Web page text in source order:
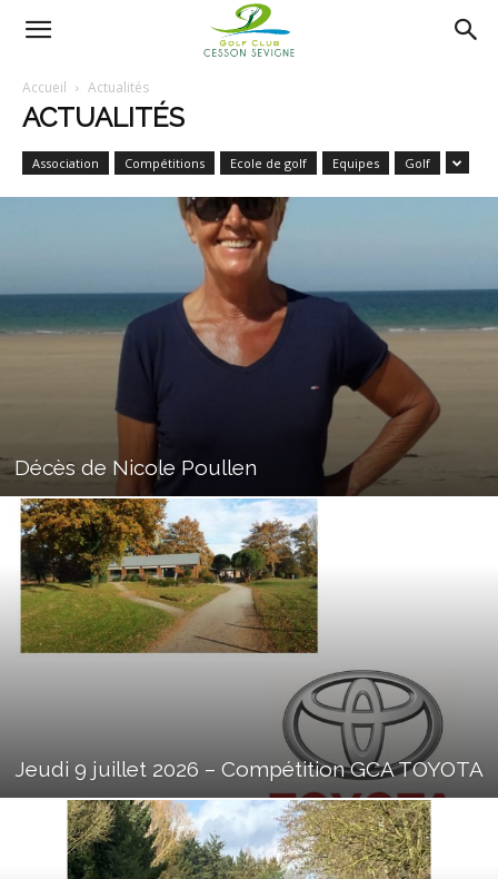
Golf
Accueil Actualités
ACTUALITÉS
Association Compétitions Ecole de golf Equipes Golf
Décès de Nicole Poullen
Jeudi 9 juillet 2026 – Compétition GCA TOYOTA